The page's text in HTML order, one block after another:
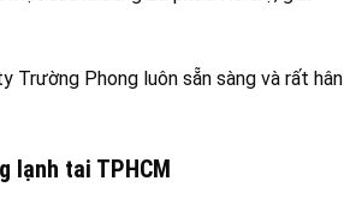
Trường Phong luôn sẵn sàng và rất hân
lạnh tai TPHCM